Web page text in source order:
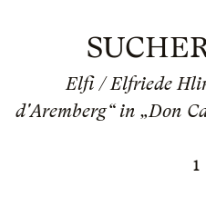
Elfi / Elfriede
d'Aremberg“ in „Don
1